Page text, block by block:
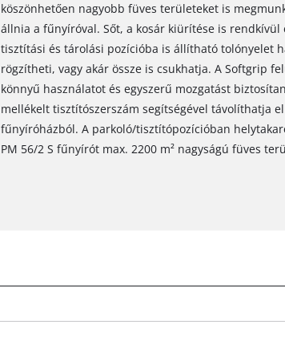
köszönhetően nagyobb füves területeket is
állnia a fűnyíróval. Sőt, a kosár kiürítése is rendkívül
tisztítási és tárolási pozícióba is állítható tolónyelet
rögzítheti, vagy akár össze is csukhatja. A Softgrip
könnyű használatot és egyszerű mozgatást
mellékelt tisztítószerszám segítségével távolíthatja
fűnyíróházból. A parkoló/tisztítópozícióban
PM 56/2 S fűnyírót max. 2200 m² nagyságú füves